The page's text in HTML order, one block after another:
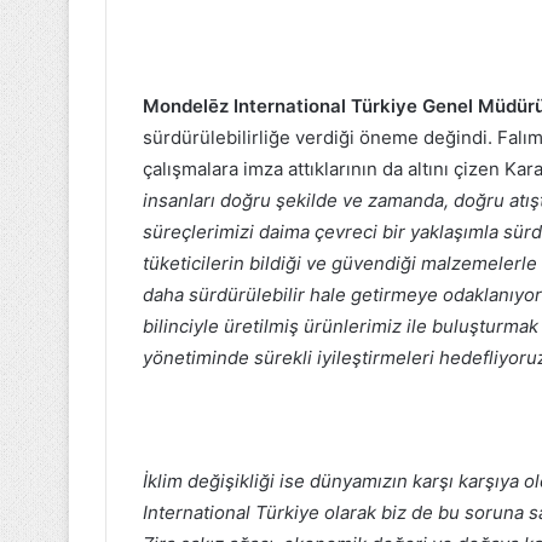
Mondelēz International Türkiye Genel
sürdürülebilirliğe verdiği öneme değindi. Falım
çalışmalara imza attıklarının da altını çizen
insanları doğru şekilde ve zamanda, doğru
süreçlerimizi daima çevreci bir yaklaşımla
tüketicilerin bildiği ve güvendiği malzemelerle
daha sürdürülebilir hale getirmeye
bilinciyle üretilmiş ürünlerimiz ile buluşturmak
yönetiminde sürekli iyileştirmeleri
İklim değişikliği ise dünyamızın karşı
International Türkiye olarak biz de bu soruna